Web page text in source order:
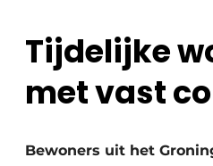
Tijdelijke
met vast
Bewoners uit het